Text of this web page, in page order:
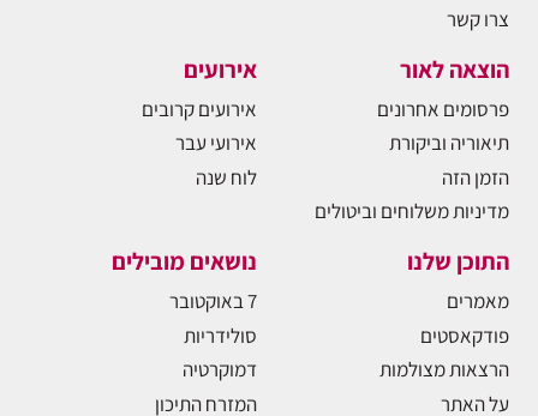
צרו קשר
הוצאה לאור
פרסומים אחרונים
תיאוריה וביקורת
הזמן הזה
מדיניות משלוחים וביטולים
אירועים
אירועים קרובים
אירועי עבר
לוח שנה
התוכן שלנו
מאמרים
פודקאסטים
הרצאות מצולמות
על האתר
נושאים מובילים
7 באוקטובר
סולידריות
דמוקרטיה
המזרח התיכון